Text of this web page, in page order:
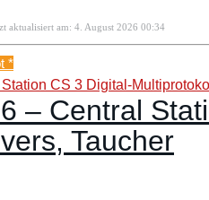
aktualisiert am: 4. August 2026 00:34
*
– Central
Taucher